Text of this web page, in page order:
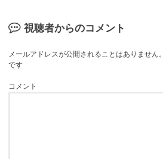
視聴者からのコメント
メールアドレスが公開されることはありません。
です
コメント